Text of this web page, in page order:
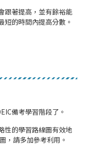
跟著提高，並有餘裕能
短的時間內提高分數。
備考學習階段了。
性的學習路線圖有效地
，請多加參考利用。